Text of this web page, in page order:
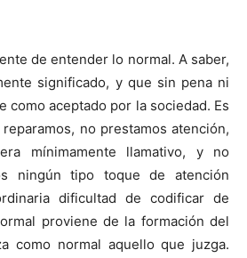
de entender lo normal. A saber,
significado, y que sin pena ni
como aceptado por la sociedad. Es
no prestamos atención,
mínimamente llamativo, y no
ningún tipo toque de atención
dificultad de codificar de
proviene de la formación del
como normal aquello que juzga.